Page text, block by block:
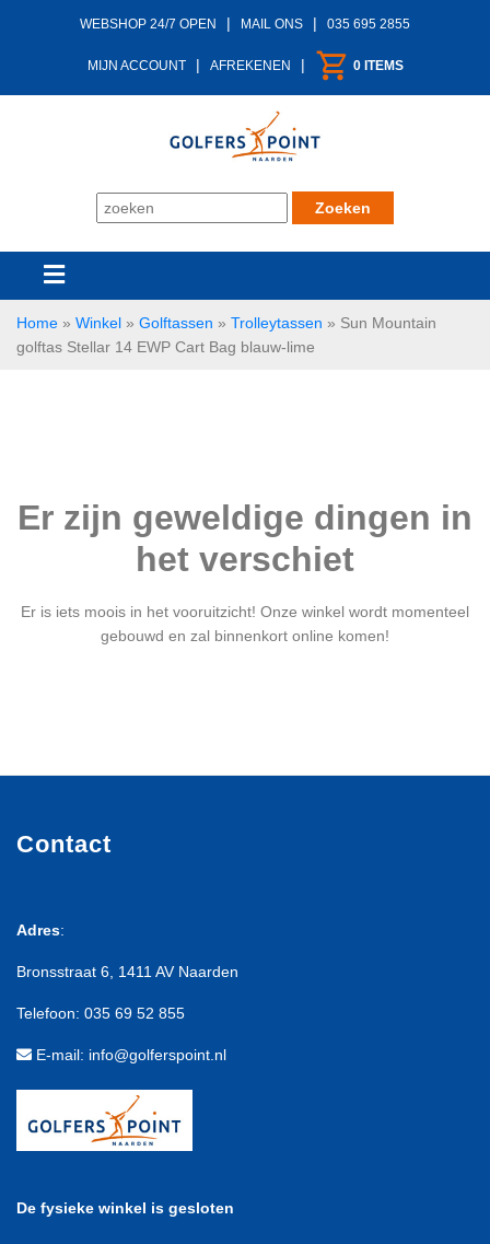
WEBSHOP 24/7 OPEN | MAIL ONS | 035 695 2855
MIJN ACCOUNT | AFREKENEN | 0 ITEMS
Home » Winkel » Golftassen » Trolleytassen » Sun Mountain
golftas Stellar 14 EWP Cart Bag blauw-lime
Er zijn geweldige dingen in
het verschiet
Er is iets moois in het vooruitzicht! Onze winkel wordt momenteel
gebouwd en zal binnenkort online komen!
Contact
Adres:
Bronsstraat 6, 1411 AV Naarden
Telefoon: 035 69 52 855
E-mail: info@golferspoint.nl
De fysieke winkel is gesloten